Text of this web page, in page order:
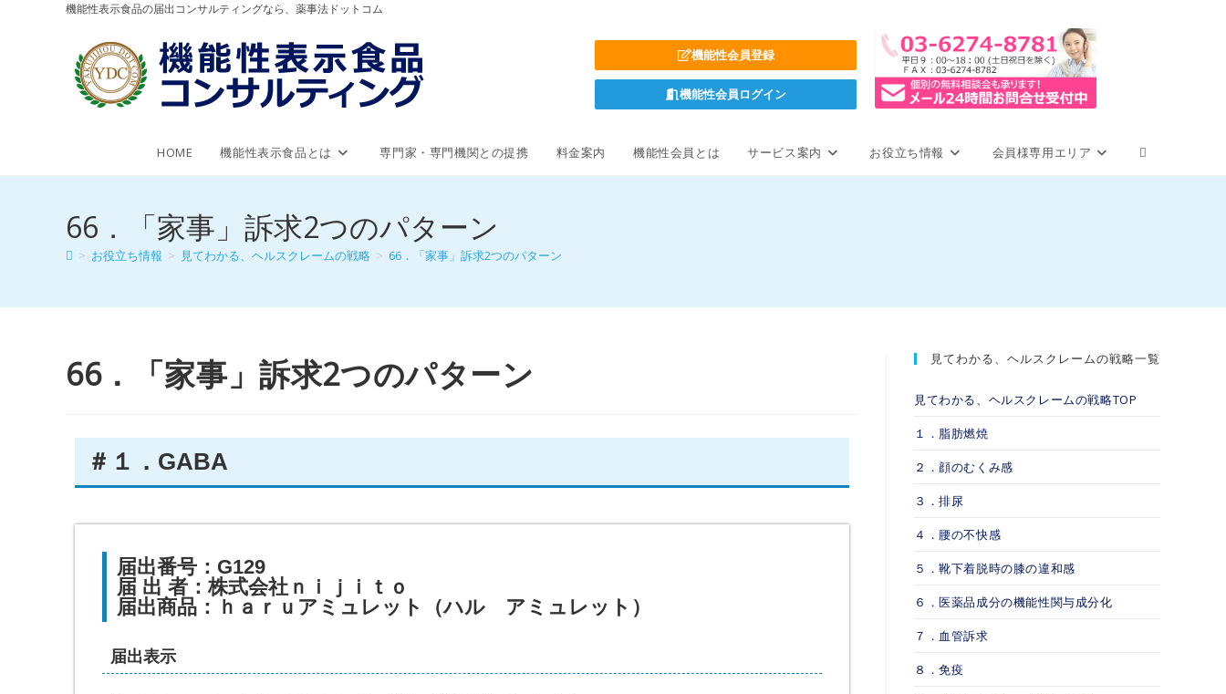
機能性表示食品の届出コンサルティングなら、薬事法ドットコム
機能性会員登録
機能性会員ログイン
HOME 機能性表示食品とは 専門家・専門機関との提携 料金案内 機能性会員とは サービス案内 お役立ち情報 会員様専用エリア
66．「家事」訴求2つのパターン
> お役立ち情報 > 見てわかる、ヘルスクレームの戦略 > 66．「家事」訴求2つのパターン
66．「家事」訴求2つのパターン
＃１．GABA
届出番号：G129
届 出 者：株式会社ｎｉｊｉｔｏ
届出商品：ｈａｒｕアミュレット（ハル アミュレット）
届出表示
見てわかる、ヘルスクレームの戦略一覧
見てわかる、ヘルスクレームの戦略TOP
１．脂肪燃焼
２．顔のむくみ感
３．排尿
４．腰の不快感
５．靴下着脱時の膝の違和感
６．医薬品成分の機能性関与成分化
７．血管訴求
８．免疫